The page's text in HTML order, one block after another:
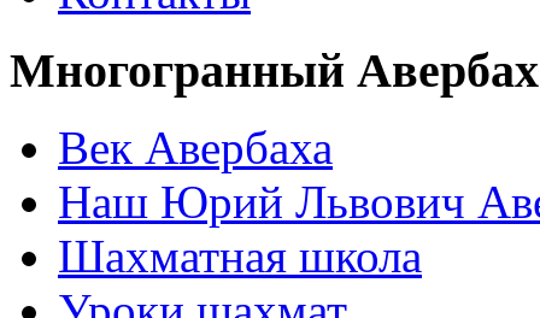
Многогранный Авербах
Век Авербаха
Наш Юрий Львович
Шахматная школа